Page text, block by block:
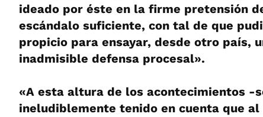
ideado por éste en la firme pretensión
escándalo suficiente, con tal de que
propicio para ensayar, desde otro país,
inadmisible defensa procesal».
«A esta altura de los acontecimientos -
ineludiblemente tenido en cuenta que